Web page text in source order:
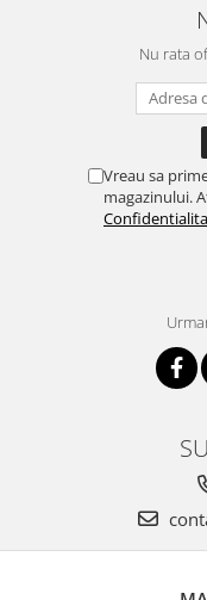
Nu rata
Vreau sa
magazinului.